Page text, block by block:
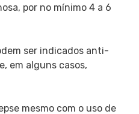
por no mínimo 4 a 6
ser indicados anti-
em alguns casos,
mesmo com o uso de